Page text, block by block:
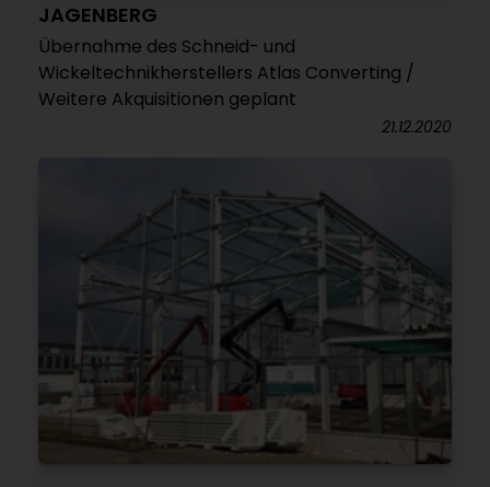
JAGENBERG
Übernahme des Schneid- und
Wickeltechnikherstellers Atlas Converting /
Weitere Akquisitionen geplant
21.12.2020